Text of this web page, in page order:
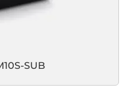
SUB